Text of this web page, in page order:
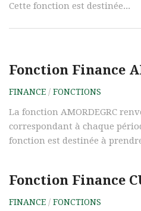
Cette fonction est destinée...
Fonction Finance
FINANCE / FONCTIONS
La fonction AMORDEGRC
correspondant à chaque
fonction est destinée à
Fonction Finance
FINANCE / FONCTIONS